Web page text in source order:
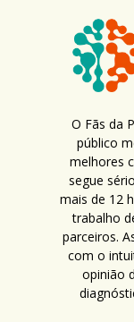
O Fãs da
público
melhores
segue
mais de 12
trabalho
parceiros.
com o
opinião